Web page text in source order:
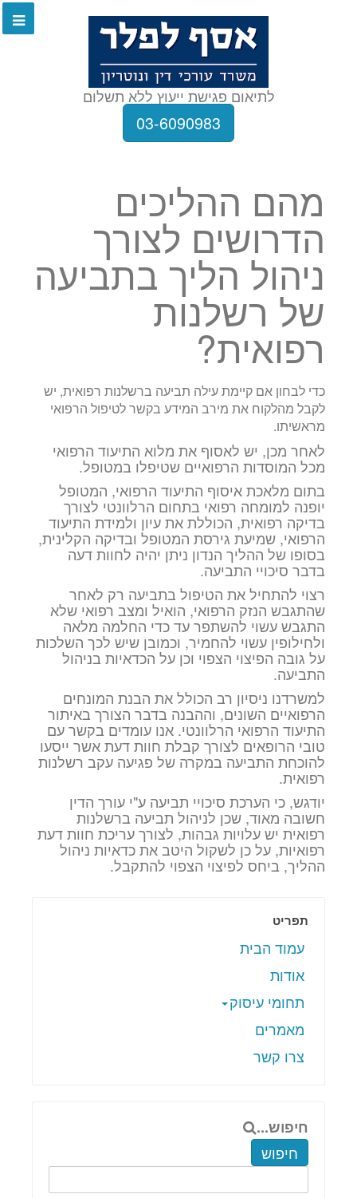
לתיאום פגישת ייעוץ ללא תשלום
03-6090983
מהם ההליכים
הדרושים לצורך
ניהול הליך בתביעה
של רשלנות
רפואית?
כדי לבחון אם קיימת עילה תביעה ברשלנות רפואית, יש
לקבל מהלקוח את מירב המידע בקשר לטיפול הרפואי
מראשיתו.
לאחר מכן, יש לאסוף את מלוא התיעוד הרפואי
מכל המוסדות הרפואיים שטיפלו במטופל.
בתום מלאכת איסוף התיעוד הרפואי, המטופל
יופנה למומחה רפואי בתחום הרלוונטי לצורך
בדיקה רפואית, הכוללת את עיון ולמידת התיעוד
הרפואי, שמיעת גירסת המטופל ובדיקה הקלינית,
בסופו של ההליך הנדון ניתן יהיה לחוות דעה
בדבר סיכויי התביעה.
רצוי להתחיל את הטיפול בתביעה רק לאחר
שהתגבש הנזק הרפואי, הואיל ומצב רפואי שלא
התגבש עשוי להשתפר עד כדי החלמה מלאה
ולחילופין עשוי להחמיר, וכמובן שיש לכך השלכות
על גובה הפיצוי הצפוי וכן על הכדאיות בניהול
התביעה.
למשרדנו ניסיון רב הכולל את הבנת המונחים
הרפואיים השונים, וההבנה בדבר הצורך באיתור
התיעוד הרפואי הרלוונטי. אנו עומדים בקשר עם
טובי הרופאים לצורך קבלת חוות דעת אשר ייסעו
להוכחת התביעה במקרה של פגיעה עקב רשלנות
רפואית.
יודגש, כי הערכת סיכויי תביעה ע"י עורך הדין
חשובה מאוד, שכן לניהול תביעה ברשלנות
רפואית יש עלויות גבהות, לצורך עריכת חוות דעת
רפואיות, על כן לשקול היטב את כדאיות ניהול
ההליך, ביחס לפיצוי הצפוי להתקבל.
תפריט
עמוד הבית
אודות
תחומי עיסוק
מאמרים
צרו קשר
חיפוש...
חיפוש